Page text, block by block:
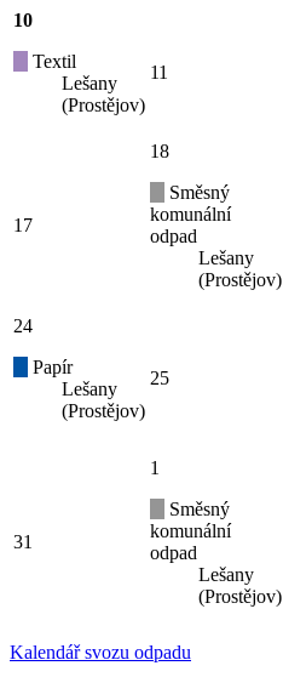
10
Textil
Lešany
(Prostějov)
11
17
18
Směsný
komunální
odpad
Lešany
(Prostějov)
24
Papír
Lešany
(Prostějov)
25
31
1
Směsný
komunální
odpad
Lešany
(Prostějov)
Kalendář svozu odpadu